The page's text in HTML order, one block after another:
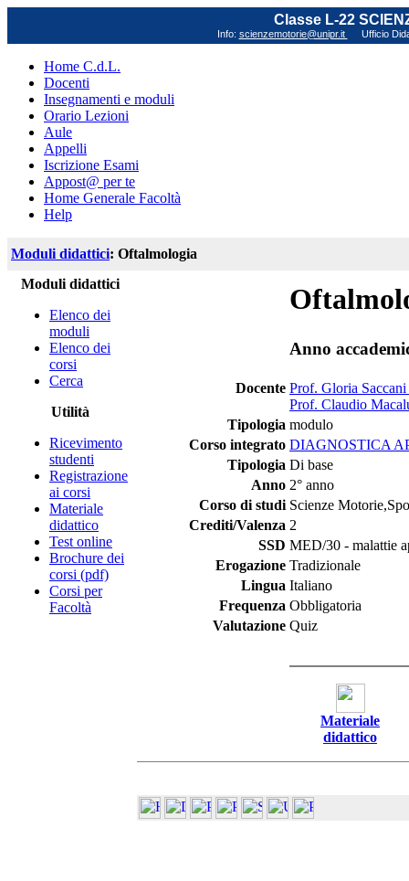
Classe L-22
Info: scienzemotorie@unipr.it Ufficio
Home C.d.L.
Docenti
Insegnamenti e moduli
Orario Lezioni
Aule
Appelli
Iscrizione Esami
Appost@ per te
Home Generale Facoltà
Help
Moduli didattici: Oftalmologia
Moduli didattici
Elenco dei
moduli
Elenco dei
corsi
Cerca
Utilità
Ricevimento
studenti
Registrazione
ai corsi
Materiale
didattico
Test online
Brochure dei
corsi (pdf)
Corsi per
Facoltà
Anno
Docente Prof. Gloria Saccani
Prof. Claudio
Tipologia modulo
Corso integrato DIAGNOSTICA
Tipologia Di base
Anno 2° anno
Corso di studi Scienze
Crediti/Valenza 2
SSD MED/30 - malattie
Erogazione Tradizionale
Lingua Italiano
Frequenza Obbligatoria
Valutazione Quiz
Materiale
didattico